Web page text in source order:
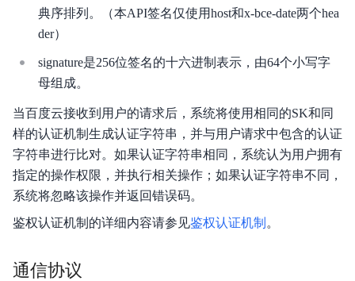
典序排列。（本API签名仅使用host和x-bce-date两个hea
der）
signature是256位签名的十六进制表示，由64个小写字
母组成。
当百度云接收到用户的请求后，系统将使用相同的SK和同
样的认证机制生成认证字符串，并与用户请求中包含的认证
字符串进行比对。如果认证字符串相同，系统认为用户拥有
指定的操作权限，并执行相关操作；如果认证字符串不同，
系统将忽略该操作并返回错误码。
鉴权认证机制的详细内容请参见鉴权认证机制 。
通信协议